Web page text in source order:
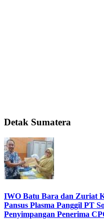
Detak Sumatera
IWO Batu Bara dan Zuriat
Pansus Plasma Panggil PT
Penyimpangan Penerima